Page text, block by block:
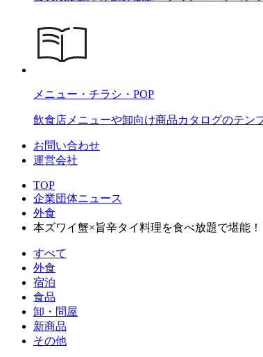
メニュー・チラシ・POP
飲食店メニューや卸向け商品カタログのテン
お問い合わせ
運営会社
TOP
企業団体ニュース
外食
本ズワイ蟹×旨辛タイ料理を食べ放題で堪能！
すべて
外食
宿泊
食品
卸・問屋
新商品
その他